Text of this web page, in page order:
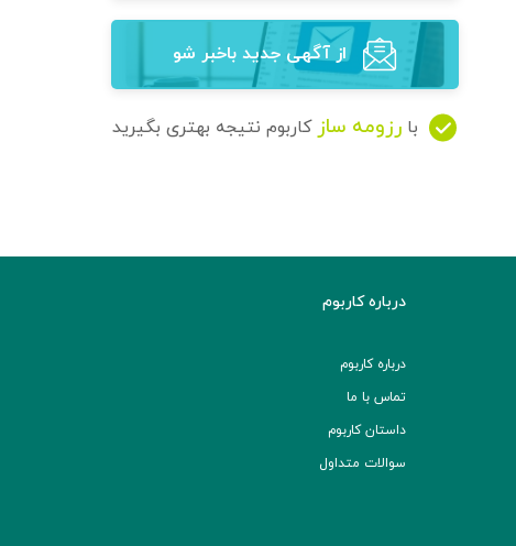
از آگهی‌ جدید باخبر شو
با رزومه ساز کاربوم نتیجه بهتری بگیرید
درباره کاربوم
درباره کاربوم
تماس با ما
داستان کاربوم
سوالات متداول